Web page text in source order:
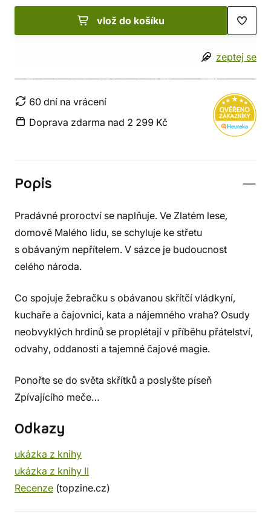
vlož do košíku
zeptej se
60 dní na vrácení
Doprava zdarma nad 2 299 Kč
Popis
Pradávné proroctví se naplňuje. Ve Zlatém lese,
domově Malého lidu, se schyluje ke střetu
s obávaným nepřítelem. V sázce je budoucnost
celého národa.
Co spojuje žebračku s obávanou skřítčí vládkyní,
kuchaře a čajovnici, kata a nájemného vraha? Osudy
neobvyklých hrdinů se proplétají v příběhu přátelství,
odvahy, oddanosti a tajemné čajové magie.
Ponořte se do světa skřítků a poslyšte píseň
Zpívajícího meče…
Odkazy
ukázka z knihy
ukázka z knihy II
Recenze (topzine.cz)